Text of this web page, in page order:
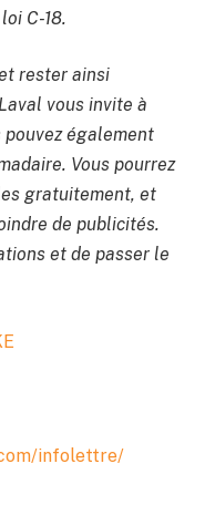
C-18.
rester ainsi
vous invite à
également
Vous pourrez
gratuitement, et
de publicités.
et de passer le
infolettre/